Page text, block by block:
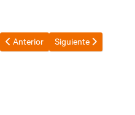
Artículo anterior: Argentina perdió
Anterior Artículo siguiente:
Siguiente